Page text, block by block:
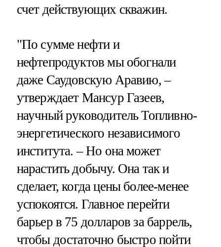
счет действующих скважин.
"По сумме нефти и
нефтепродуктов мы обогнали
даже Саудовскую Аравию, –
утверждает Мансур Газеев,
научный руководитель Топливно-
энергетического независимого
института. – Но она может
нарастить добычу. Она так и
сделает, когда цены более-менее
успокоятся. Главное перейти
барьер в 75 долларов за баррель,
чтобы достаточно быстро пойти